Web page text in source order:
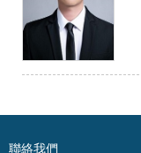
聯絡我們